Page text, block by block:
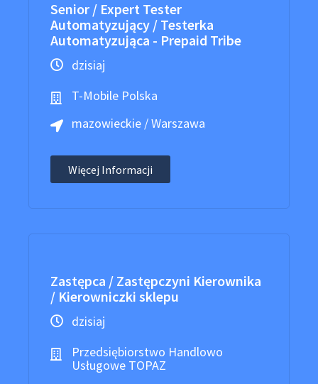
Senior / Expert Tester
Automatyzujący / Testerka
Automatyzująca - Prepaid Tribe
dzisiaj
T-Mobile Polska
mazowieckie / Warszawa
Więcej Informacji
Zastępca / Zastępczyni Kierownika
/ Kierowniczki sklepu
dzisiaj
Przedsiębiorstwo Handlowo
Usługowe TOPAZ